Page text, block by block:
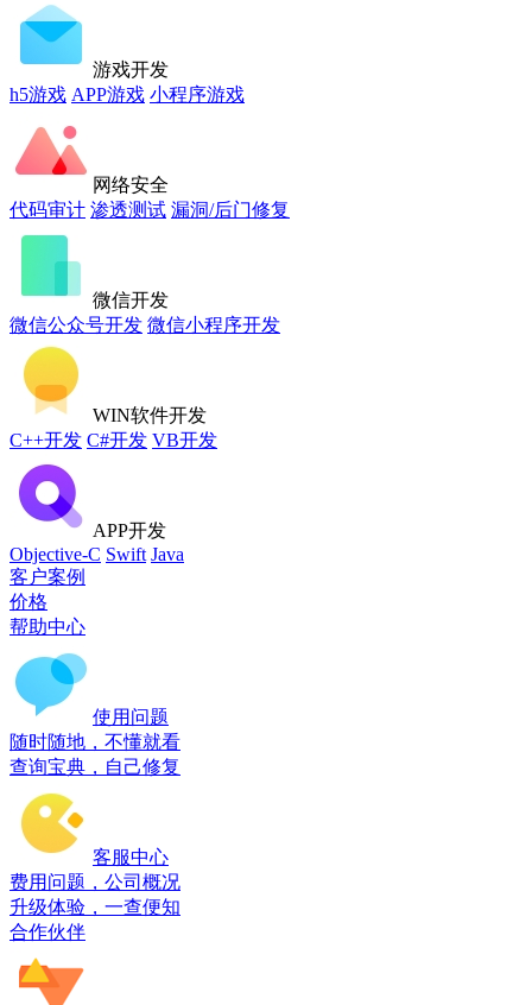
游戏开发
h5游戏 APP游戏 小程序游戏
网络安全
代码审计 渗透测试 漏洞/后门修复
微信开发
微信公众号开发 微信小程序开发
WIN软件开发
C++开发 C#开发 VB开发
APP开发
Objective-C Swift Java
客户案例
价格
帮助中心
使用问题
随时随地，不懂就看
查询宝典，自己修复
客服中心
费用问题，公司概况
升级体验，一查便知
合作伙伴